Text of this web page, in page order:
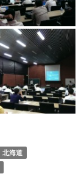
北海道